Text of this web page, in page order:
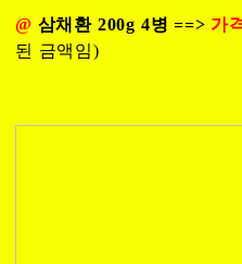
@ 삼채환 200g 4병 ==> 가
된 금액임)